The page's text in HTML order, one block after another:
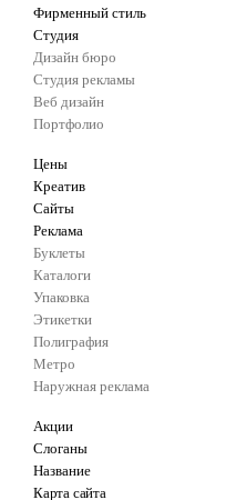
Фирменный стиль
Студия
Дизайн бюро
Студия рекламы
Веб дизайн
Портфолио
Цены
Креатив
Сайты
Реклама
Буклеты
Каталоги
Упаковка
Этикетки
Полиграфия
Метро
Наружная реклама
Акции
Слоганы
Название
Карта сайта